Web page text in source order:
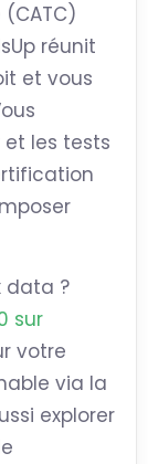
réunit
et vous
et les tests
data ?
sur
votre
via la
explorer